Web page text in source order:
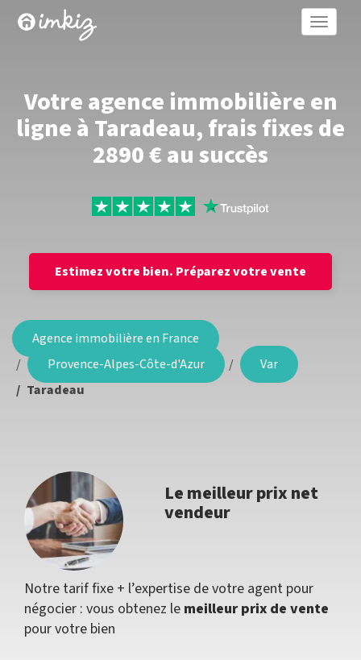
Toggle
Votre agence immobilière en
ligne à Taradeau, frais fixes de
2890 € au succès
Estimez votre bien. Préparez votre vente
Agence immobilière en France
Provence-Alpes-Côte-d'Azur
Var
Taradeau
Le meilleur prix net
vendeur
Notre tarif fixe + l’expertise de votre agent pour
négocier : vous obtenez le meilleur prix de vente
pour votre bien